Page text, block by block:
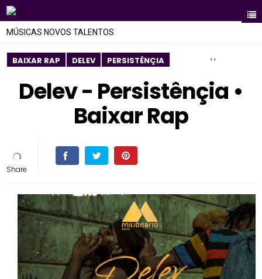
MÚSICAS NOVOS TALENTOS
BAIXAR RAP ,
DELEV ,
PERSISTÊNÇIA
Delev - Persistênçia •
Baixar Rap